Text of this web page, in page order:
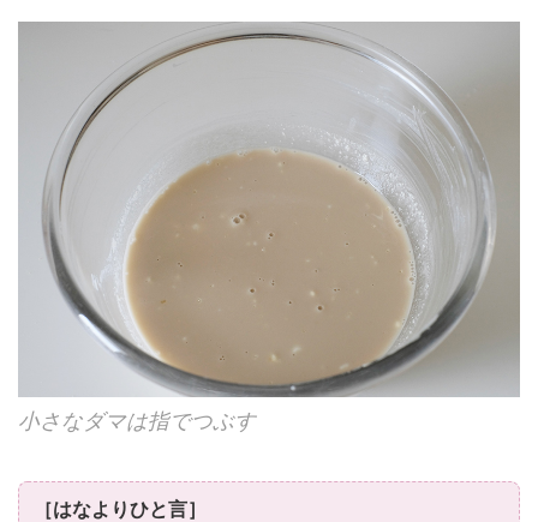
小さなダマは指でつぶす
［はなよりひと言］